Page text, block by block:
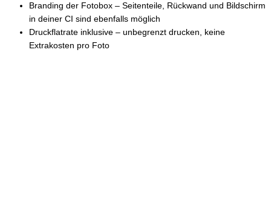
Branding der Fotobox – Seitenteile, Rückwand und Bildschirm
in deiner CI sind ebenfalls möglich
Druckflatrate inklusive – unbegrenzt drucken, keine
Extrakosten pro Foto